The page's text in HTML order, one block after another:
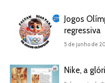
Jogos
regressiva
5 de junho de
Nike, a